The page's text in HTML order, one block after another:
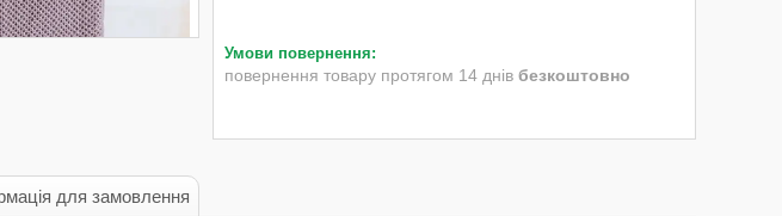
повернення товару протягом 14 днів безкоштовно
для замовлення